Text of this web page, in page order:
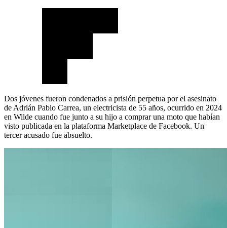
Dos jóvenes fueron condenados a prisión perpetua por el asesinato
de Adrián Pablo Carrea, un electricista de 55 años, ocurrido en 2024
en Wilde cuando fue junto a su hijo a comprar una moto que habían
visto publicada en la plataforma Marketplace de Facebook. Un
tercer acusado fue absuelto.